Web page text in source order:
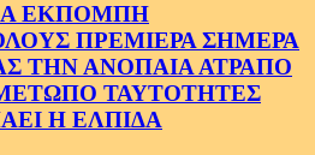
ΕΚΠΟΜΠΗ
ΠΡΕΜΙΕΡΑ ΣΗΜΕΡΑ
ΤΗΝ ΑΝΟΠΑΙΑ ΑΤΡΑΠΟ
ΤΑΥΤΟΤΗΤΕΣ
Η ΕΛΠΙΔΑ